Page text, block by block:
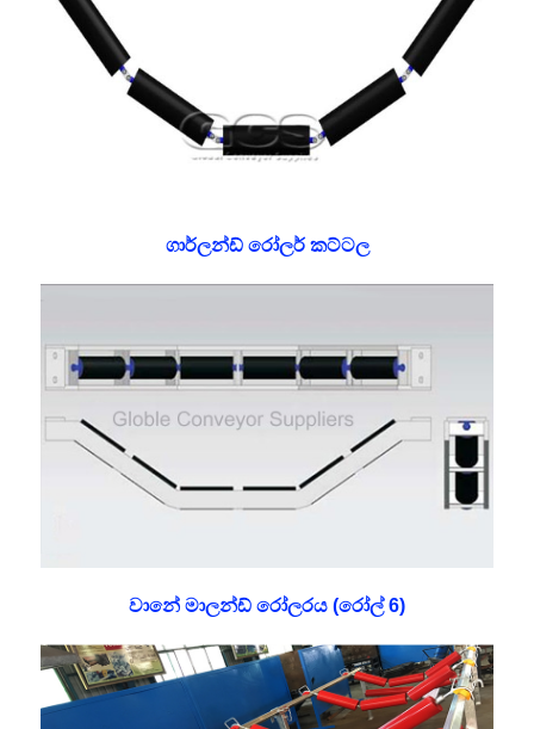
ගාර්ලන්ඩ් රෝලර් කට්ටල
වානේ මාලන්ඩ් රෝලරය (රෝල් 6)